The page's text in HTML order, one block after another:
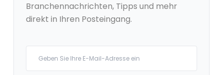
Branchennachrichten, Tipps und mehr
direkt in Ihren Posteingang.